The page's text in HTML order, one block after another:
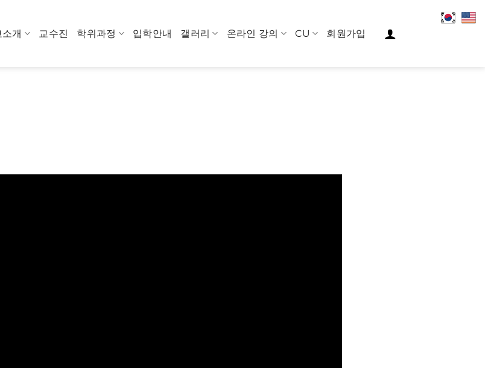
개 교수진 학위과정 입학안내 갤러리 온라인 강의 CU 회원가입